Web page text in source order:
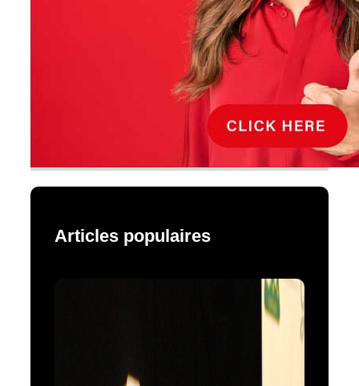
Articles populaires